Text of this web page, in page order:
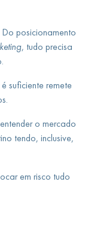
posicionamento
, tudo precisa
suficiente remete
o mercado
tendo, inclusive,
em risco tudo